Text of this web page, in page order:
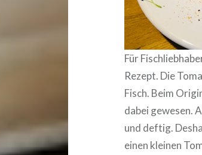
Für
Rezept. Die
Fisch. Beim
dabei gewesen.
und deftig.
einen kleinen